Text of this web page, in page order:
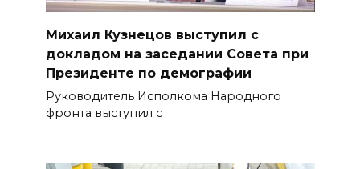
Михаил Кузнецов выступил с
докладом на заседании Совета при
Президенте по демографии
Руководитель Исполкома Народного
фронта выступил с